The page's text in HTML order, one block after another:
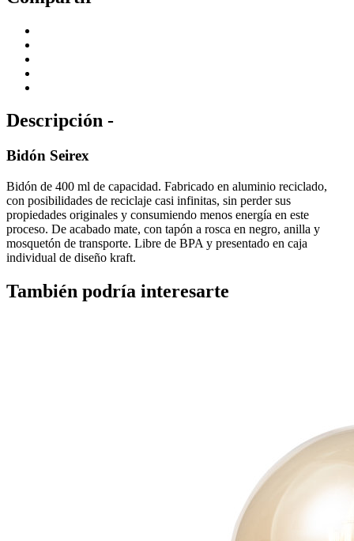
Descripción -
Bidón Seirex
Bidón de 400 ml de capacidad. Fabricado en aluminio reciclado,
con posibilidades de reciclaje casi infinitas, sin perder sus
propiedades originales y consumiendo menos energía en este
proceso. De acabado mate, con tapón a rosca en negro, anilla y
mosquetón de transporte. Libre de BPA y presentado en caja
individual de diseño kraft.
También podría interesarte